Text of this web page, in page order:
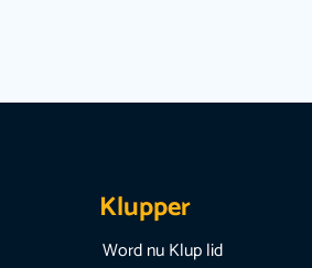
Klupper
Word nu Klup lid